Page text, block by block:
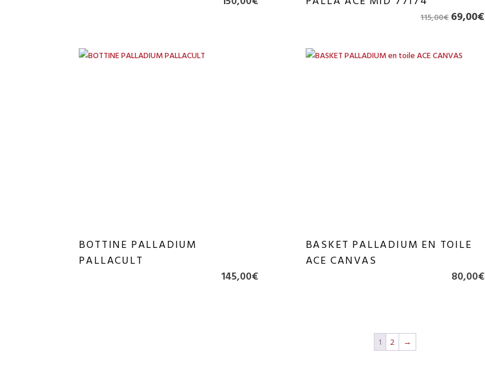
115,00€ Le
était :
69,00€
BOTTINE PALLADIUM
PALLACULT
145,00€
BASKET PALLADIUM EN TOILE
ACE CANVAS
80,00€
1 2 →